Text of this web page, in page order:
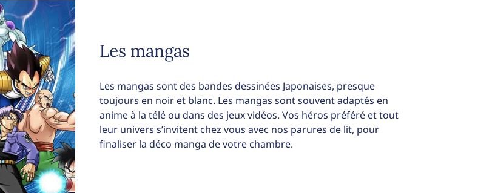
Les mangas
Les mangas sont des bandes dessinées Japonaises, presque
toujours en noir et blanc. Les mangas sont souvent adaptés en
anime à la télé ou dans des jeux vidéos. Vos héros préféré et tout
leur univers s’invitent chez vous avec nos parures de lit, pour
finaliser la déco manga de votre chambre.